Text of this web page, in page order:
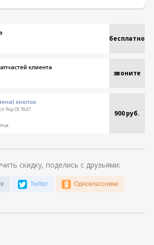
бесплатно
клиента
звоните
кнопок
Pop C9 7047 900 руб.
скидку, поделись с друзьями:
Twitter Одноклассники